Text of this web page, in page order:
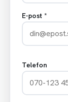
E-post *
Telefon